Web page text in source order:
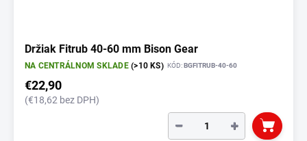
Držiak Fitrub 40-60 mm Bison Gear
NA CENTRÁLNOM SKLADE(>10 KS) KÓD:BGFITRUB-40-60
€22,90
(€18,62 bez DPH)
+
−